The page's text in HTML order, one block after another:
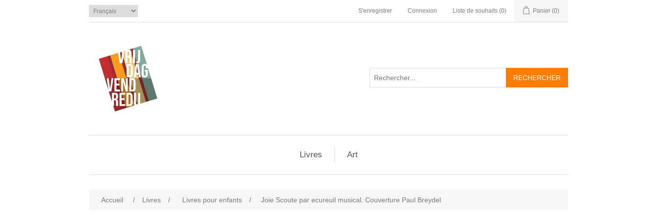
S'enregistrer Connexion Liste de souhaits (0) Panier (0)
Livres Art
Accueil / Livres / Livres pour enfants / Joie Scoute par ecureuil musical. Couverture Paul Breydel